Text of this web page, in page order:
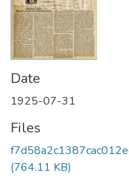
Date
1925-07-31
Files
(764.11 KB)